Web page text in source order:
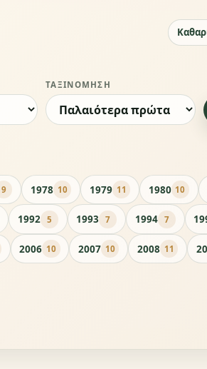
ΤΑΞΙΝΌΜΗΣΗ
9 1978 10 1979 11 1980 10
1992 5 1993 7 1994 7
2006 10 2007 10 2008 11